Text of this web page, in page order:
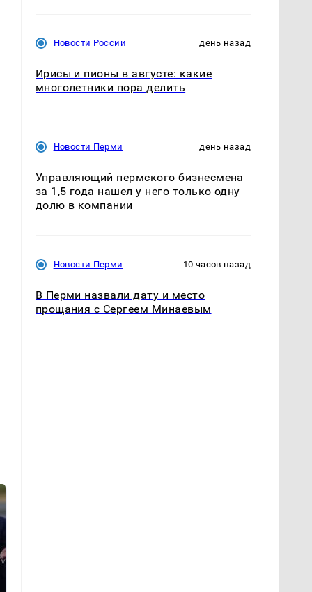
Новости России день назад
Ирисы и пионы в августе: какие
многолетники пора делить
Новости Перми день назад
Управляющий пермского бизнесмена
за 1,5 года нашел у него только одну
долю в компании
Новости Перми 10 часов назад
В Перми назвали дату и место
прощания с Сергеем Минаевым